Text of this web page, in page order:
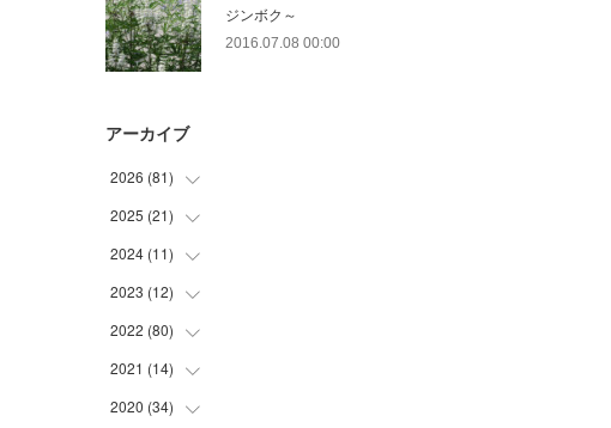
ジンボク～
2016.07.08 00:00
アーカイブ
2026 (81)
(12
)
(30
)
(23
)
(10
)
(6
2025 (21)
(2
(9
(7
(3
2024 (11)
(1
(5
(5
2023 (12)
(5
(7
2022 (80)
(17
)
(8
2021 (14)
(1
2020 (34)